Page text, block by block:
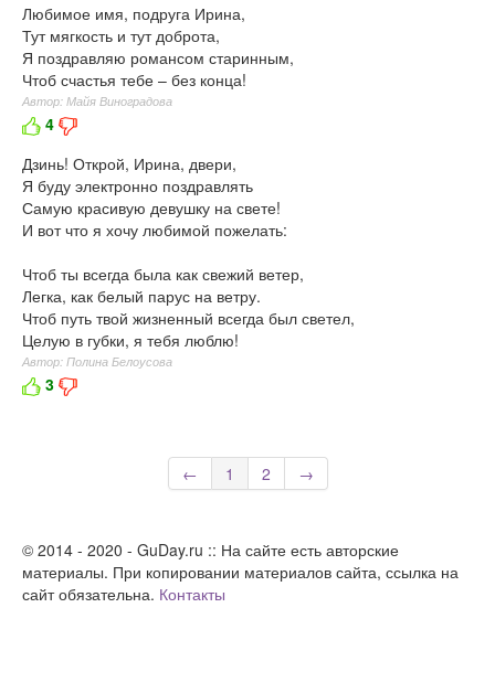
Любимое имя, подруга Ирина,
Тут мягкость и тут доброта,
Я поздравляю романсом старинным,
Чтоб счастья тебе – без конца!
Автор: Майя Виноградова
4
Дзинь! Открой, Ирина, двери,
Я буду электронно поздравлять
Самую красивую девушку на свете!
И вот что я хочу любимой пожелать:
Чтоб ты всегда была как свежий ветер,
Легка, как белый парус на ветру.
Чтоб путь твой жизненный всегда был светел,
Целую в губки, я тебя люблю!
Автор: Полина Белоусова
3
← 1 2 →
© 2014 - 2020 - GuDay.ru :: На сайте есть авторские
материалы. При копировании материалов сайта, ссылка на
сайт обязательна. Контакты